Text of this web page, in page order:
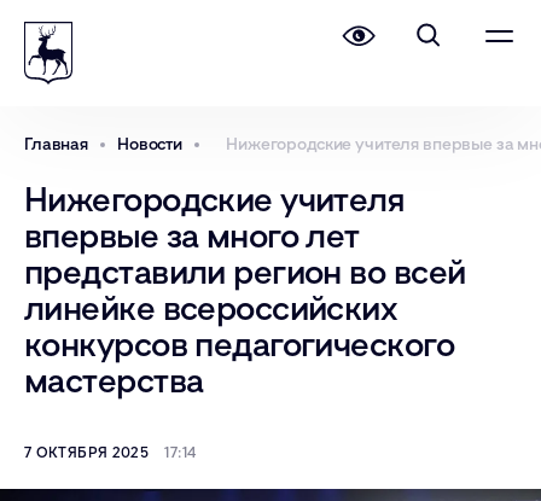
Главная Новости Нижегородские учителя впервые за
Нижегородские учителя
впервые за много лет
представили регион во всей
линейке всероссийских
конкурсов педагогического
мастерства
7 ОКТЯБРЯ 2025 17:14